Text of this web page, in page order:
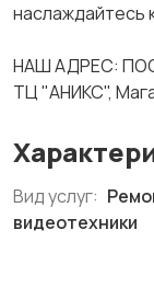
наслаждайтесь
НАШ АДРЕС:
ТЦ "АНИКС",
Вид услуг:
видеотехники